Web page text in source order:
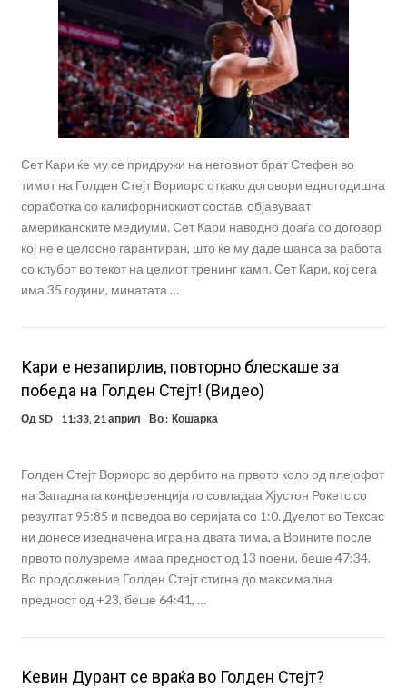
е информиран
Крај на сагата: Винисиус останува во Реал Мадрид до 2032
година
Директор на ФИА за драмата во Формула 1: Не можеме да одиме
толку далеку!
Сет Кари ќе му се придружи на неговиот брат Стефен во
тимот на Голден Стејт Вориорс откако договори едногодишна
соработка со калифорнискиот состав, објавуваат
американските медиуми. Сет Кари наводно доаѓа со договор
кој не е целосно гарантиран, што ќе му даде шанса за работа
со клубот во текот на целиот тренинг камп. Сет Кари, кој сега
има 35 години, минатата …
Кари е незапирлив, повторно блескаше за
победа на Голден Стејт! (Видео)
Од SD 11:33, 21 април Во : Кошарка
Голден Стејт Вориорс во дербито на првото коло од плејофот
на Западната конференција го совладаа Хјустон Рокетс со
резултат 95:85 и поведоа во серијата со 1:0. Дуелот во Тексас
ни донесе изедначена игра на двата тима, а Воините после
првото полувреме имаа предност од 13 поени, беше 47:34.
Во продолжение Голден Стејт стигна до максимална
предност од +23, беше 64:41, …
Кевин Дурант се враќа во Голден Стејт?